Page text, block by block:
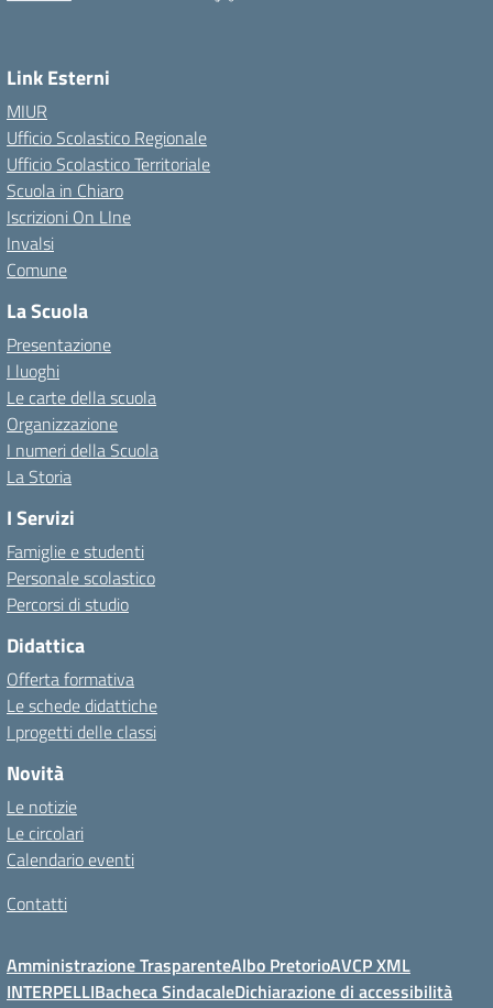
Link Esterni
MIUR
Ufficio Scolastico Regionale
Ufficio Scolastico Territoriale
Scuola in Chiaro
Iscrizioni On LIne
Invalsi
Comune
La Scuola
Presentazione
I luoghi
Le carte della scuola
Organizzazione
I numeri della Scuola
La Storia
I Servizi
Famiglie e studenti
Personale scolastico
Percorsi di studio
Didattica
Offerta formativa
Le schede didattiche
I progetti delle classi
Novità
Le notizie
Le circolari
Calendario eventi
Contatti
Amministrazione TrasparenteAlbo PretorioAVCP XML
INTERPELLIBacheca SindacaleDichiarazione di accessibilità